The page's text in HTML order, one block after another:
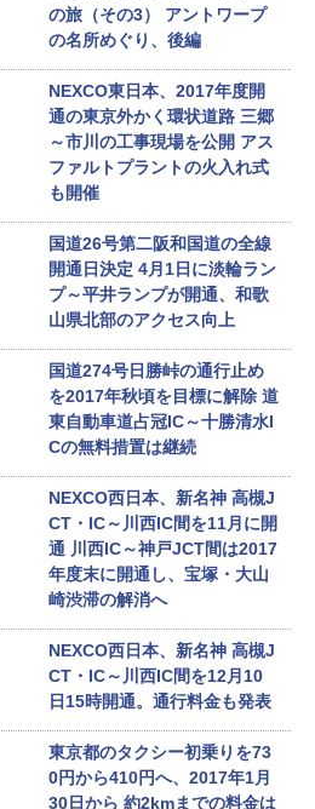
の旅（その3） アントワープ
の名所めぐり、後編
NEXCO東日本、2017年度開
通の東京外かく環状道路 三郷
～市川の工事現場を公開 アス
ファルトプラントの火入れ式
も開催
国道26号第二阪和国道の全線
開通日決定 4月1日に淡輪ラン
プ～平井ランプが開通、和歌
山県北部のアクセス向上
国道274号日勝峠の通行止め
を2017年秋頃を目標に解除 道
東自動車道占冠IC～十勝清水I
Cの無料措置は継続
NEXCO西日本、新名神 高槻J
CT・IC～川西IC間を11月に開
通 川西IC～神戸JCT間は2017
年度末に開通し、宝塚・大山
崎渋滞の解消へ
NEXCO西日本、新名神 高槻J
CT・IC～川西IC間を12月10
日15時開通。通行料金も発表
東京都のタクシー初乗りを73
0円から410円へ、2017年1月
30日から 約2kmまでの料金は